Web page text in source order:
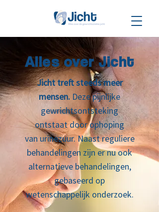
Alles over Jicht
Jicht treft steeds meer
mensen. Deze pijnlijke
gewrichtsontsteking
ontstaat door ophoping
van urinezuur. Naast reguliere
behandelingen zijn er nu ook
alternatieve behandelingen,
gebaseerd op
wetenschappelijk onderzoek.